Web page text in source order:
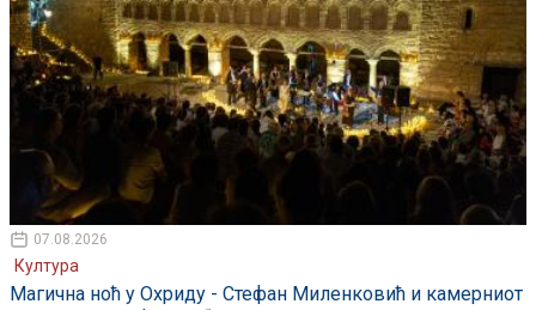
07.08.2026
Култура
Магична ноћ у Охриду - Стефан Миленковић и камерниот